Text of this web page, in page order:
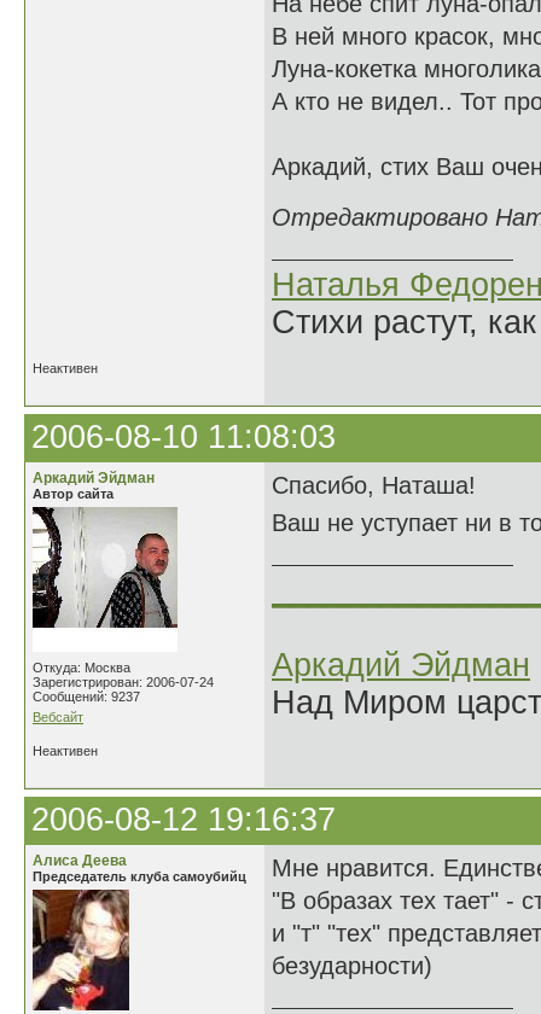
В ней много красок,
Луна-кокетка
А кто не видел.. Тот
Аркадий, стих Ваш
Отредактировано
Наталья
Стихи растут,
Неактивен
2006-08-10 11:08:03
Аркадий Эйдман
Автор сайта
Откуда: Москва
Зарегистрирован: 2006-07-24
Сообщений: 9237
Вебсайт
Спасибо, Наташа!
Ваш не уступает ни в
Аркадий Эйдман
Над Миром
Неактивен
2006-08-12 19:16:37
Алиса Деева
Председатель клуба самоубийц
Мне нравится.
"В образах тех тает" -
и "т" "тех"
безударности)